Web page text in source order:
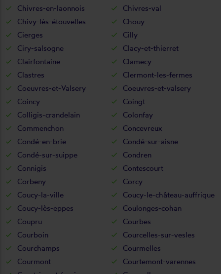
Chivres-en-laonnois
Chivres-val
Chivy-lès-étouvelles
Chouy
Cierges
Cilly
Ciry-salsogne
Clacy-et-thierret
Clairfontaine
Clamecy
Clastres
Clermont-les-fermes
Coeuvres-et-Valsery
Coeuvres-et-valsery
Coincy
Coingt
Colligis-crandelain
Colonfay
Commenchon
Concevreux
Condé-en-brie
Condé-sur-aisne
Condé-sur-suippe
Condren
Connigis
Contescourt
Corbeny
Corcy
Coucy-la-ville
Coucy-le-château-auffrique
Coucy-lès-eppes
Coulonges-cohan
Coupru
Courbes
Courboin
Courcelles-sur-vesles
Courchamps
Courmelles
Courmont
Courtemont-varennes